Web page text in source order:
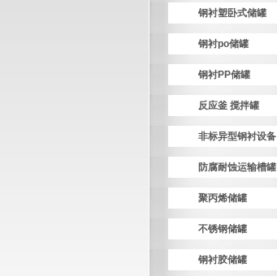
钢衬塑卧式储罐
钢衬po储罐
钢衬PP储罐
反应釜 搅拌罐
非标异型钢衬设备
防腐耐蚀运输槽罐
聚丙烯储罐
不锈钢储罐
钢衬胶储罐